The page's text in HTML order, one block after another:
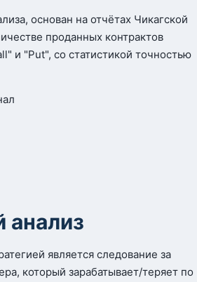
основан на отчётах Чикагской
проданных контрактов
и "Put", со статистикой точностью
является следование за
который зарабатывает/теряет по